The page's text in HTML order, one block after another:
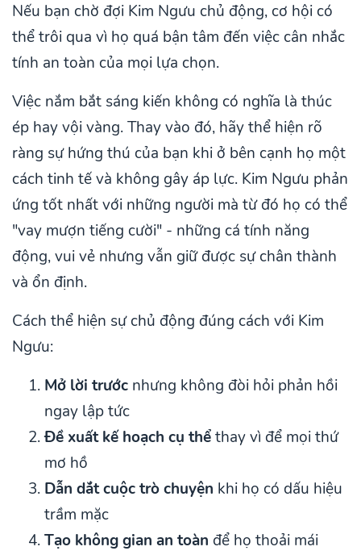
Nếu bạn chờ đợi Kim Ngưu chủ động, cơ hội có
thể trôi qua vì họ quá bận tâm đến việc cân nhắc
tính an toàn của mọi lựa chọn.
Việc nắm bắt sáng kiến không có nghĩa là thúc
ép hay vội vàng. Thay vào đó, hãy thể hiện rõ
ràng sự hứng thú của bạn khi ở bên cạnh họ một
cách tinh tế và không gây áp lực. Kim Ngưu phản
ứng tốt nhất với những người mà từ đó họ có thể
"vay mượn tiếng cười" - những cá tính năng
động, vui vẻ nhưng vẫn giữ được sự chân thành
và ổn định.
Cách thể hiện sự chủ động đúng cách với Kim
Ngưu:
Mở lời trước nhưng không đòi hỏi phản hồi
ngay lập tức
Đề xuất kế hoạch cụ thểthay vì để mọi thứ
mơ hồ
Dẫn dắt cuộc trò chuyện khi họ có dấu hiệu
trầm mặc
Tạo không gian an toàn để họ thoải mái